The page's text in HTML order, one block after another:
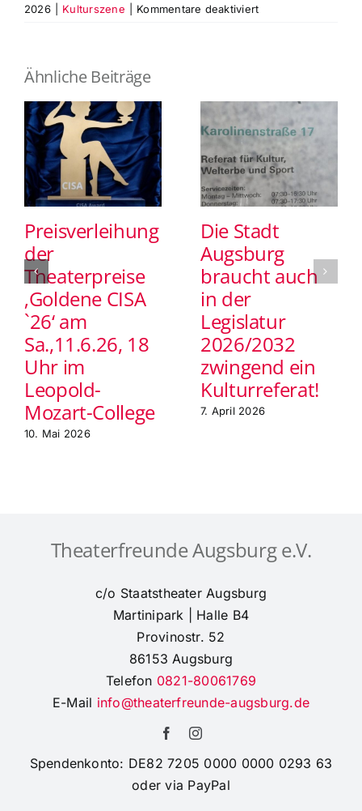
2026
Kulturszene Kommentare deaktiviertfür
Sparte
Schauspiel,
Musiktheater,
Publikumspreis
und
Ballett
Ähnliche Beiträge
Preisverleihung
der
Theaterpreise
‚Goldene CISA
`26‘ am
Sa.,11.6.26, 18
Uhr im
Leopold-
Mozart-College
10. Mai 2026
Die Stadt
Augsburg
braucht auch
in der
Legislatur
2026/2032
zwingend ein
Kulturreferat!
7. April 2026
Theaterfreunde Augsburg e.V.
c/o Staatstheater Augsburg
Martinipark | Halle B4
Provinostr. 52
86153 Augsburg
Telefon 0821-80061769
E-Mail info@theaterfreunde-augsburg.de
Spendenkonto: DE82 7205 0000 0000 0293 63
oder via PayPal